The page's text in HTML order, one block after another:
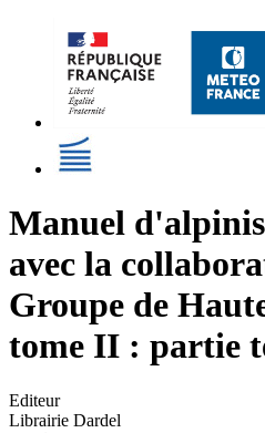
Manuel
avec la
Groupe de
tome II : partie
Editeur
Librairie Dardel